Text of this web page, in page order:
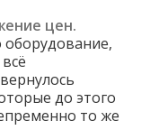
цен.
оборудование,
до этого
то же